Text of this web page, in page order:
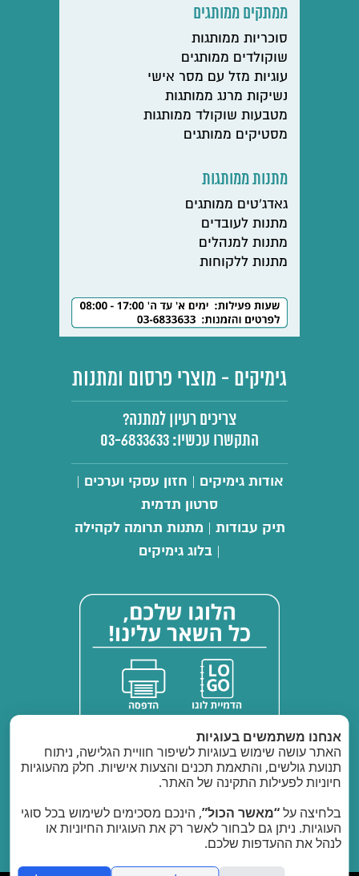
ממתקים ממותגים
סוכריות ממותגות
שוקולדים ממותגים
עוגיות מזל עם מסר אישי
נשיקות מרנג ממותגות
מטבעות שוקולד ממותגות
מסטיקים ממותגים
מתנות ממותגות
גאדג'טים ממותגים
מתנות לעובדים
מתנות למנהלים
מתנות ללקוחות
גימיקים - מוצרי פרסום ומתנות
צריכים רעיון למתנה?
התקשרו עכשיו:03-6833633
אודות גימיקים | חזון עסקי וערכים |
סרטון תדמית
תיק עבודות | מתנות תרומה לקהילה
| בלוג גימיקים
ספק משטרת ישראל: 40011903
אנחנו משתמשים בעוגיות
האתר עושה שימוש בעוגיות לשיפור חוויית הגלישה, ניתוח
תנועת גולשים, והתאמת תכנים והצעות אישיות. חלק מהעוגיות
חיוניות לפעילות התקינה של האתר.
בלחיצה על“מאשר הכול”, הינכם מסכימים לשימוש בכל סוגי
העוגיות. ניתן גם לבחור לאשר רק את העוגיות החיוניות או
לנהל את ההעדפות שלכם.